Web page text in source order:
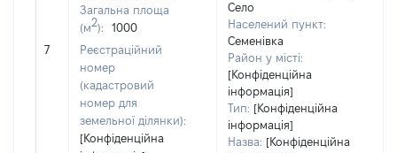
7
Загальна площа
(м2):
1000
Реєстраційний
номер
(кадастровий
номер для
земельної ділянки):
[Конфіденційна
Село
Населений пункт:
Семенівка
Район у місті:
[Конфіденційна
інформація]
Тип: [Конфіденційна
інформація]
Назва: [Конфіденційна